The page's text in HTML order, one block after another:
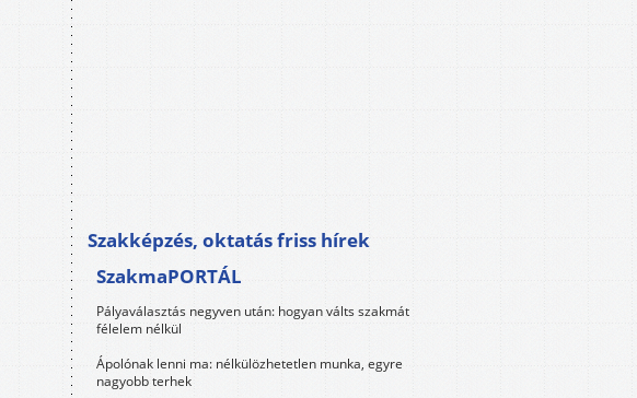
Szakképzés, oktatás friss hírek
SzakmaPORTÁL
Pályaválasztás negyven után: hogyan válts szakmát
félelem nélkül
Ápolónak lenni ma: nélkülözhetetlen munka, egyre
nagyobb terhek